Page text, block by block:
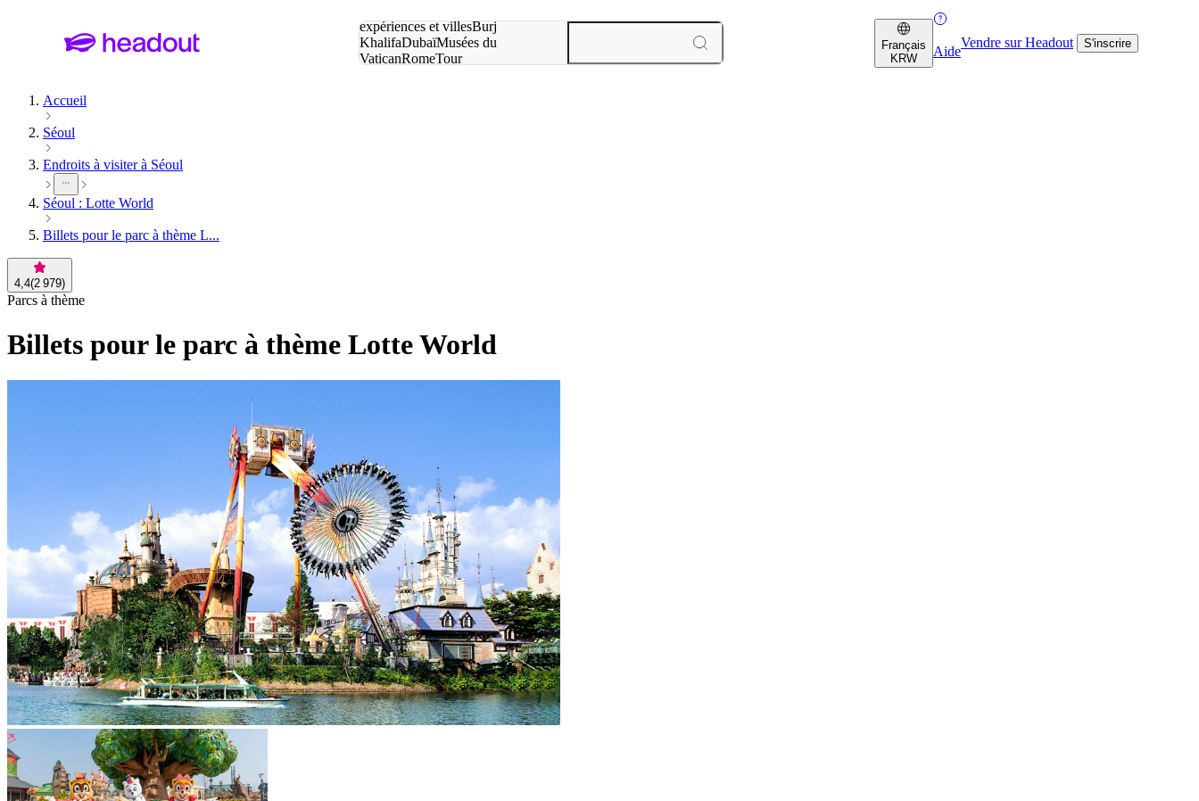
expériences et villesBurj
KhalifaDubaïMusées du
VaticanRomeTour
Français
KRW
Aide
Vendre sur Headout S'inscrire
Accueil
Séoul
Endroits à visiter à Séoul
Séoul : Lotte World
Billets pour le parc à thème L...
4,4(2 979)
Parcs à thème
Billets pour le parc à thème Lotte World